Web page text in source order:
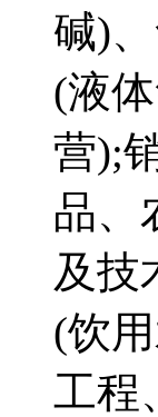
碱)
(液
营);
品、
及技
(饮
工程